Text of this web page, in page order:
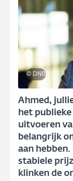
© DNB
Ahmed,
het
uitvoeren
belangrijk
aan
stabiele
klinken de